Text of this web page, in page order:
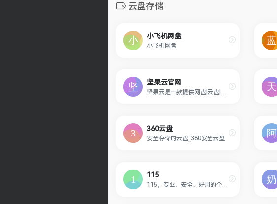
云盘存储
小飞机网盘
小飞机网盘
坚果云官网
坚果云是一款提供网盘|云盘|云服务的团队协助软件,可随时随地实现共享文件夹。坚果云网盘支持移动办公,协同办公,文件同步,数据备份,智能管理,在线编辑等功能。
360云盘
安全存储的云盘_360安全云盘
115
115，专业、安全、好用的个人云存储，让美好与你一生相伴！